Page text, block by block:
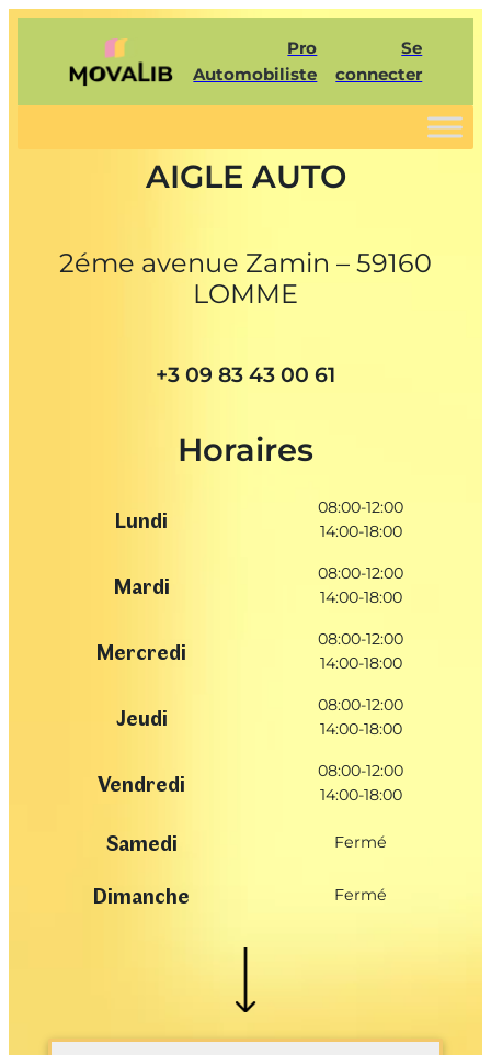
Pro
Automobiliste
Se
connecter
AIGLE AUTO
2éme avenue Zamin – 59160
LOMME
+3 09 83 43 00 61
Horaires
Lundi
08:00-12:00
14:00-18:00
Mardi
08:00-12:00
14:00-18:00
Mercredi
08:00-12:00
14:00-18:00
Jeudi
08:00-12:00
14:00-18:00
Vendredi
08:00-12:00
14:00-18:00
Samedi Fermé
Dimanche Fermé